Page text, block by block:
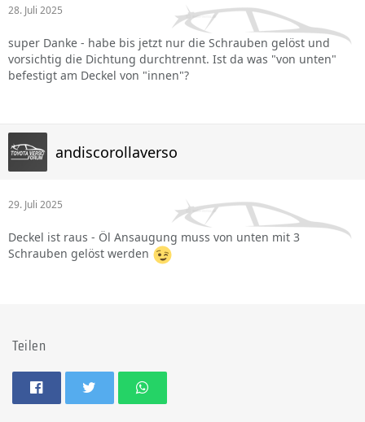
28. Juli 2025
super Danke - habe bis jetzt nur die Schrauben gelöst und
vorsichtig die Dichtung durchtrennt. Ist da was "von unten"
befestigt am Deckel von "innen"?
andiscorollaverso
29. Juli 2025
Deckel ist raus - Öl Ansaugung muss von unten mit 3
Schrauben gelöst werden
Teilen